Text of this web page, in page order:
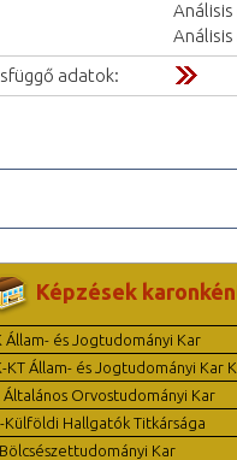
Análisis
Análisis
adatok:
Képzések
Állam- és Jogtudományi Kar
KT Állam- és Jogtudományi Kar
Általános Orvostudományi Kar
Külföldi Hallgatók Titkársága
Kar